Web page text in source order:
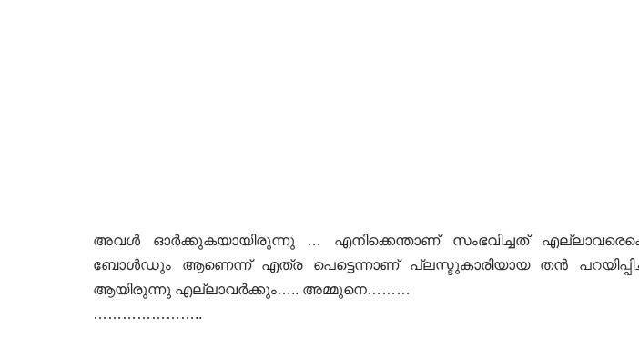
അവൾ ഓർക്കുകയായിരുന്നു … എനിക്കെന്താണ് സംഭവിച്ചത്
ബോൾഡും ആണെന്ന് എത്ര പെട്ടെന്നാണ് പ്ലസ്ടുകാരിയായ തൻ
ആയിരുന്നു എല്ലാവർക്കും….. അമ്മുനെ………
…………………..